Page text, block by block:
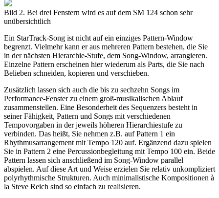
Bild 2. Bei drei Fenstern wird es auf dem SM 124 schon sehr
unübersichtlich
Ein StarTrack-Song ist nicht auf ein einziges Pattern-Window
begrenzt. Vielmehr kann er aus mehreren Pattern bestehen, die Sie
in der nächsten Hierarchie-Stufe, dem Song-Window, arrangieren.
Einzelne Pattern erscheinen hier wiederum als Parts, die Sie nach
Belieben schneiden, kopieren und verschieben.
Zusätzlich lassen sich auch die bis zu sechzehn Songs im
Performance-Fenster zu einem groß-musikalischen Ablauf
zusammenstellen. Eine Besonderheit des Sequenzers besteht in
seiner Fähigkeit, Pattern und Songs mit verschiedenen
Tempovorgaben in der jeweils höheren Hierarchiestufe zu
verbinden. Das heißt, Sie nehmen z.B. auf Pattern 1 ein
Rhythmusarrangement mit Tempo 120 auf. Ergänzend dazu spielen
Sie in Pattern 2 eine Percussionbegleitung mit Tempo 100 ein. Beide
Pattern lassen sich anschließend im Song-Window parallel
abspielen. Auf diese Art und Weise erzielen Sie relativ unkompliziert
polyrhythmische Strukturen. Auch minimalistische Kompositionen à
la Steve Reich sind so einfach zu realisieren.